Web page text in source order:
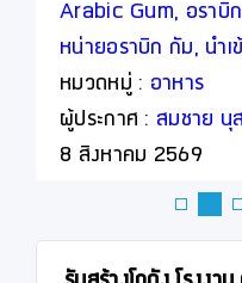
Arabic Gum, อราบิ
หน่ายอราบิก กัม, นำ
กัม
หมวดหมู่ : อาหาร
ผู้ประกาศ : สมชาย นุ
8 สิงหาคม 2569